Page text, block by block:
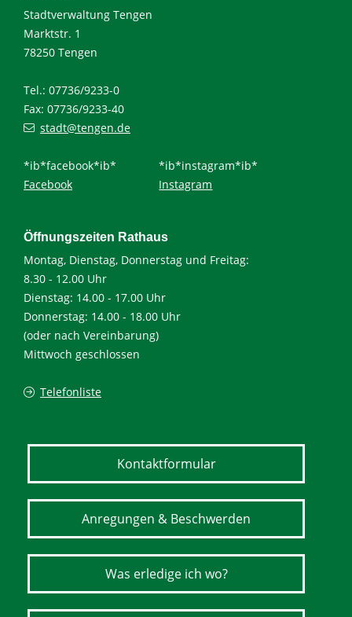
Stadtverwaltung Tengen
Marktstr. 1
78250 Tengen
Tel.: 07736/9233-0
Fax: 07736/9233-40
stadt@tengen.de
*ib*facebook*ib*
Facebook
*ib*instagram*ib*
Instagram
Öffnungszeiten Rathaus
Montag, Dienstag, Donnerstag und Freitag:
8.30 - 12.00 Uhr
Dienstag: 14.00 - 17.00 Uhr
Donnerstag: 14.00 - 18.00 Uhr
(oder nach Vereinbarung)
Mittwoch geschlossen
Telefonliste
Kontaktformular
Anregungen & Beschwerden
Was erledige ich wo?